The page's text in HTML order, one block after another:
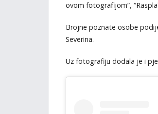
ovom fotografijom”,
Brojne poznate osobe
Severina.
Uz fotografiju dodala je i